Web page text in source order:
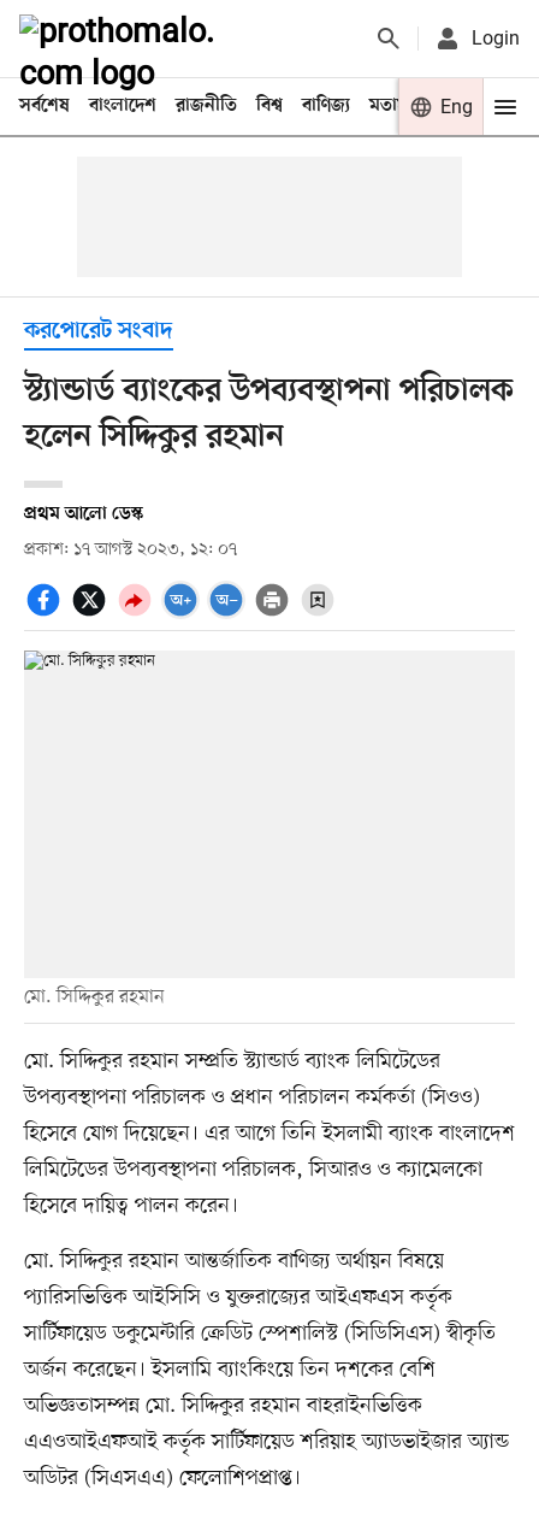
Login
সর্বশেষ বাংলাদেশ রাজনীতি বিশ্ব বাণিজ্য মতামত খেলা
Eng
করপোরেট সংবাদ
স্ট্যান্ডার্ড ব্যাংকের উপব্যবস্থাপনা পরিচালক
হলেন সিদ্দিকুর রহমান
প্রথম আলো ডেস্ক
প্রকাশ: ১৭ আগস্ট ২০২৩, ১২: ০৭
মো. সিদ্দিকুর রহমান
মো. সিদ্দিকুর রহমান সম্প্রতি স্ট্যান্ডার্ড ব্যাংক লিমিটেডের
উপব্যবস্থাপনা পরিচালক ও প্রধান পরিচালন কর্মকর্তা (সিওও)
হিসেবে যোগ দিয়েছেন। এর আগে তিনি ইসলামী ব্যাংক বাংলাদেশ
লিমিটেডের উপব্যবস্থাপনা পরিচালক, সিআরও ও ক্যামেলকো
হিসেবে দায়িত্ব পালন করেন।
মো. সিদ্দিকুর রহমান আন্তর্জাতিক বাণিজ্য অর্থায়ন বিষয়ে
প্যারিসভিত্তিক আইসিসি ও যুক্তরাজ্যের আইএফএস কর্তৃক
সার্টিফায়েড ডকুমেন্টারি ক্রেডিট স্পেশালিস্ট (সিডিসিএস) স্বীকৃতি
অর্জন করেছেন। ইসলামি ব্যাংকিংয়ে তিন দশকের বেশি
অভিজ্ঞতাসম্পন্ন মো. সিদ্দিকুর রহমান বাহরাইনভিত্তিক
এএওআইএফআই কর্তৃক সার্টিফায়েড শরিয়াহ অ্যাডভাইজার অ্যান্ড
অডিটর (সিএসএএ) ফেলোশিপপ্রাপ্ত।